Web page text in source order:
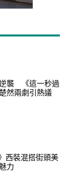
逆襲 《這一秒過
然兩劇引熱議
西裝混搭街頭美
力